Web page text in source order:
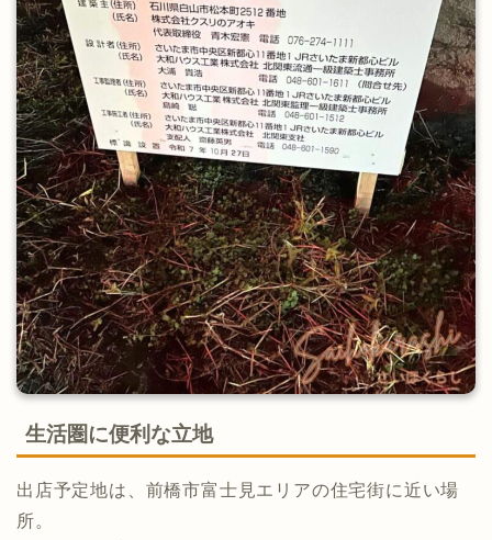
生活圏に便利な立地
出店予定地は、前橋市富士見エリアの住宅街に近い場
所。